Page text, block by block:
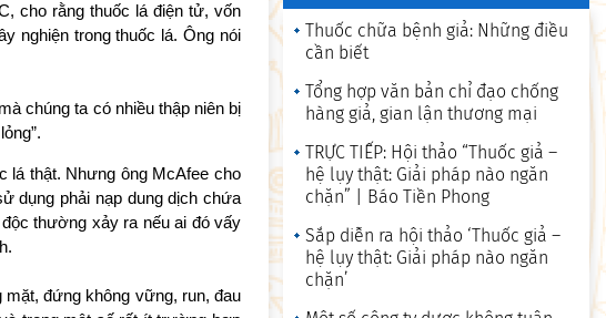
cho rằng thuốc lá điện tử, vốn
nghiện trong thuốc lá. Ông nói
chúng ta có nhiều thập niên bị
lá thật. Nhưng ông McAfee cho
dụng phải nạp dung dịch chứa
thường xảy ra nếu ai đó vấy
mặt, đứng không vững, run, đau
Thuốc chữa bệnh giả: Những điều
cần biết
Tổng hợp văn bản chỉ đạo chống
hàng giả, gian lận thương mại
TRỰC TIẾP: Hội thảo “Thuốc giả –
hệ lụy thật: Giải pháp nào ngăn
chặn” | Báo Tiền Phong
Sắp diễn ra hội thảo ‘Thuốc giả –
hệ lụy thật: Giải pháp nào ngăn
chặn’